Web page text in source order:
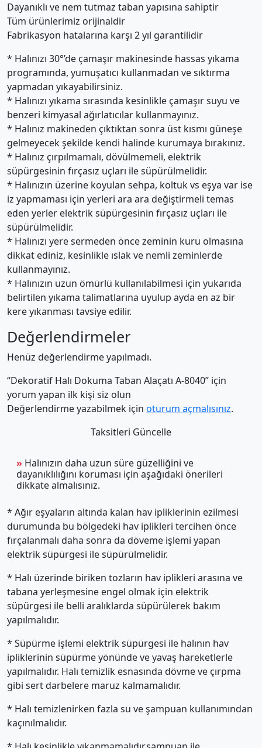
Dayanıklı ve nem tutmaz taban yapısına sahiptir
Tüm ürünlerimiz orijinaldir
Fabrikasyon hatalarına karşı 2 yıl garantilidir
* Halınızı 30°’de çamaşır makinesinde hassas yıkama
programında, yumuşatıcı kullanmadan ve sıktırma
yapmadan yıkayabilirsiniz.
* Halınızı yıkama sırasında kesinlikle çamaşır suyu ve
benzeri kimyasal ağırlatıcılar kullanmayınız.
* Halınız makineden çıktıktan sonra üst kısmı güneşe
gelmeyecek şekilde kendi halinde kurumaya bırakınız.
* Halınız çırpılmamalı, dövülmemeli, elektrik
süpürgesinin fırçasız uçları ile süpürülmelidir.
* Halınızın üzerine koyulan sehpa, koltuk vs eşya var ise
iz yapmaması için yerleri ara ara değiştirmeli temas
eden yerler elektrik süpürgesinin fırçasız uçları ile
süpürülmelidir.
* Halınızı yere sermeden önce zeminin kuru olmasına
dikkat ediniz, kesinlikle ıslak ve nemli zeminlerde
kullanmayınız.
* Halınızın uzun ömürlü kullanılabilmesi için yukarıda
belirtilen yıkama talimatlarına uyulup ayda en az bir
kere yıkanması tavsiye edilir.
Değerlendirmeler
Henüz değerlendirme yapılmadı.
“Dekoratif Halı Dokuma Taban Alaçatı A-8040” için
yorum yapan ilk kişi siz olun
Değerlendirme yazabilmek için oturum açmalısınız.
Taksitleri Güncelle
» Halınızın daha uzun süre güzelliğini ve
dayanıklılığını koruması için aşağıdaki önerileri
dikkate almalısınız.
* Ağır eşyaların altında kalan hav ipliklerinin ezilmesi
durumunda bu bölgedeki hav iplikleri tercihen önce
fırçalanmalı daha sonra da döveme işlemi yapan
elektrik süpürgesi ile süpürülmelidir.
* Halı üzerinde biriken tozların hav iplikleri arasına ve
tabana yerleşmesine engel olmak için elektrik
süpürgesi ile belli aralıklarda süpürülerek bakım
yapılmalıdır.
* Süpürme işlemi elektrik süpürgesi ile halının hav
ipliklerinin süpürme yönünde ve yavaş hareketlerle
yapılmalıdır. Halı temizlik esnasında dövme ve çırpma
gibi sert darbelere maruz kalmamalıdır.
* Halı temizlenirken fazla su ve şampuan kullanımından
kaçınılmalıdır.